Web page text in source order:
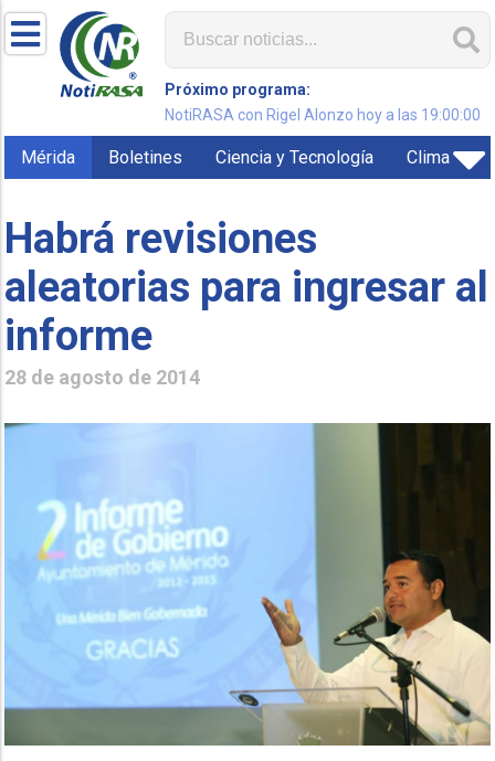
Próximo programa:
NotiRASA con Rigel Alonzo hoy a las 19:00:00
Mérida Boletines Ciencia y Tecnología Clima
Habrá revisiones
aleatorias para ingresar al
informe
28 de agosto de 2014